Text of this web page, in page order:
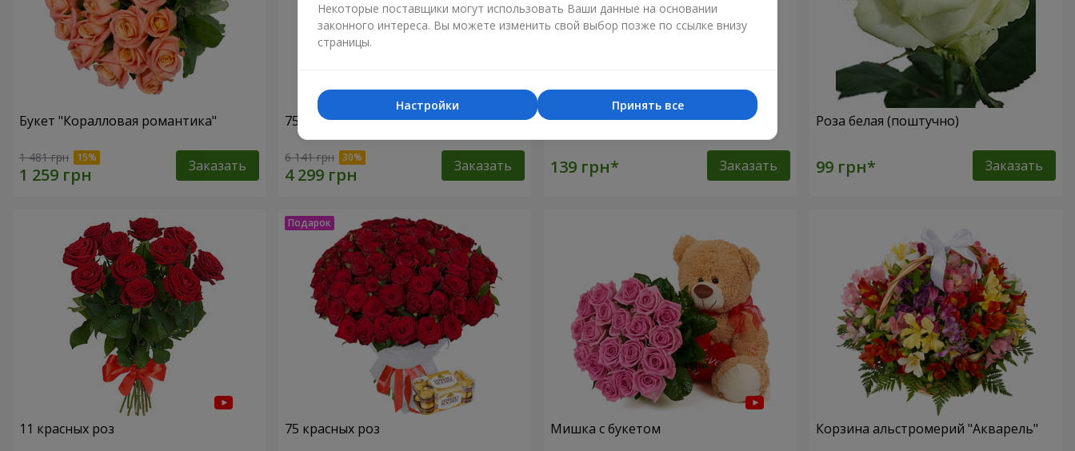
Букет "Коралловая романтика"
1 481 грн Заказать
75 белых роз
6 141 грн Заказать
Роза красная (поштучно)
Заказать
Роза белая (поштучно)
Заказать
11 красных роз 75 красных роз Мишка с букетом Корзина альстромерий "Акварель"
Некоторые поставщики могут использовать Ваши данные на основании
законного интереса. Вы можете изменить свой выбор позже по ссылке внизу
страницы.
Принять все
Настройки